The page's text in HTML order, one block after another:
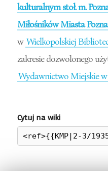
kulturalnym stoł. m.
Miłośników Miasta
w Wielkopolskiej
zakresie dozwolonego
Wydawnictwo Miejskie
Cytuj na wiki